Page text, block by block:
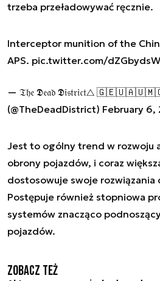
trzeba przeładowywać ręcznie.
Interceptor munition of the
APS. pic.twitter.com/
— 𝔗𝔥𝔢 𝕯𝔢𝔞𝔡 𝕯𝔦𝔰𝔱𝔯𝔦𝔠𝔱△
(@TheDeadDistrict) February 6,
Jest to ogólny trend w rozwoju
obrony pojazdów, i coraz
dostosowuje swoje rozwiązania
Postępuje również stopniowa
systemów znacząco
pojazdów.
Zobacz też